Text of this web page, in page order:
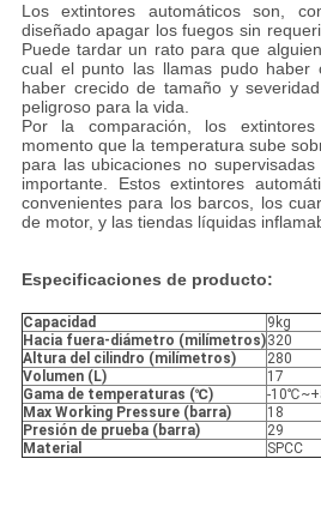
Los extintores automáticos son,
diseñado apagar los fuegos sin
Puede tardar un rato para que
cual el punto las llamas pudo haber
haber crecido de tamaño y
peligroso para la vida.
Por la comparación, los
momento que la temperatura sube
para las ubicaciones no
importante. Estos extintores
convenientes para los barcos, los
de motor, y las tiendas líquidas
Especificaciones de producto:
Capacidad
9kg
Hacia fuera-diámetro (milímetros)320
Altura del cilindro (milímetros)
280
Volumen (L)
17
Gama de temperaturas (℃)
-
Max Working Pressure (barra)
18
Presión de prueba (barra)
29
Material
SPCC